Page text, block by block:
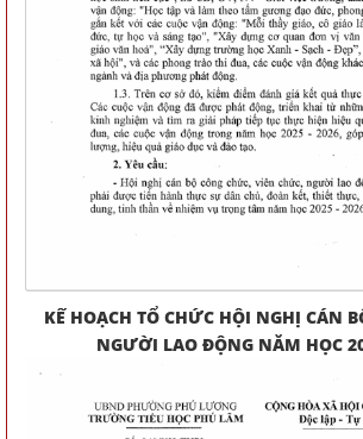
KẾ HOẠCH TỔ CHỨC HỘI NGHỊ CÁN
NGƯỜI LAO ĐỘNG NĂM HỌC